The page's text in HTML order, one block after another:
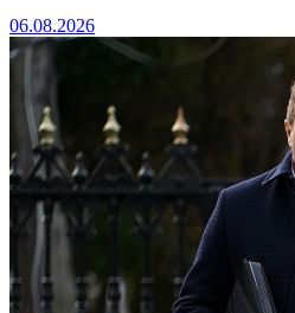
06.08.2026